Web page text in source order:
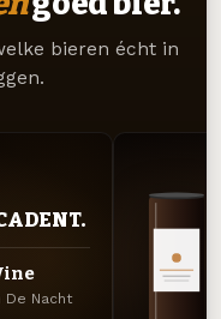
bieren écht in
De Nacht